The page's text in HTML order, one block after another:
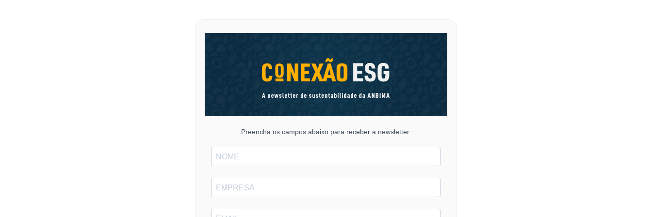
Preencha os campos abaixo para receber a newsletter: